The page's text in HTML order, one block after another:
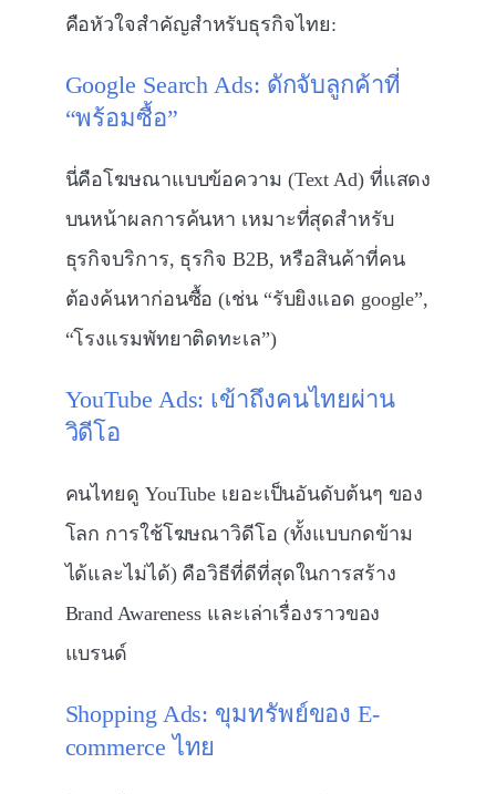
คือหัวใจสำคัญสำหรับธุรกิจไทย:
Google Search Ads: ดักจับลูกค้าที่
“พร้อมซื้อ”
นี่คือโฆษณาแบบข้อความ (Text Ad) ที่แสดง
บนหน้าผลการค้นหา เหมาะที่สุดสำหรับ
ธุรกิจบริการ, ธุรกิจ B2B, หรือสินค้าที่คน
ต้องค้นหาก่อนซื้อ (เช่น “รับยิงแอด google”,
“โรงแรมพัทยาติดทะเล”)
YouTube Ads: เข้าถึงคนไทยผ่าน
วิดีโอ
คนไทยดู YouTube เยอะเป็นอันดับต้นๆ ของ
โลก การใช้โฆษณาวิดีโอ (ทั้งแบบกดข้าม
ได้และไม่ได้) คือวิธีที่ดีที่สุดในการสร้าง
Brand Awareness และเล่าเรื่องราวของ
แบรนด์
Shopping Ads: ขุมทรัพย์ของ E-
commerce ไทย